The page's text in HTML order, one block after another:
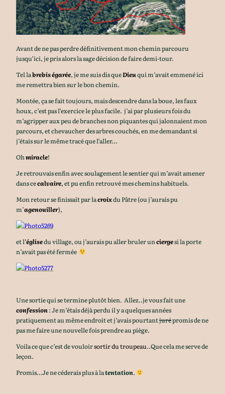
Avant de ne pas perdre définitivement mon chemin parcouru
jusqu’ici, je pris alors la sage décision de faire demi-tour.
Tel labrebis égarée, je me suis dis queDieuqui m’avait emmené ici
me remettra bien sur le bon chemin.
Montée, ça se fait toujours, mais descendre dans la boue, les faux
houx, c’est pas l’exercice le plus facile. j’ai par plusieurs fois du
m’agripper aux peu de branches non piquantes qui jalonnaient mon
parcours, et chevaucher des arbres couchés, en me demandant si
j’étais sur le même tracé que l’aller…
Ohmiracle!
Je retrouvais enfin avec soulagement le sentier qui m’avait amener
dans cecalvaire,et pu enfin retrouvé mes chemins habituels.
Mon retour se finissait par lacroixdu Pâtre (ou j’aurais pu
m’agenouiller),
et l’églisedu village, ou j’aurais pu aller bruler unciergesi la porte
n’avait pas été fermée
Une sortie qui se termine plutôt bien. Allez..je vous fait une
confession: Je m’étais déjà perdu il y a quelques années
pratiquement au même endroit et j’avais pourtantjurépromis de ne
pas me faire une nouvelle fois prendre au piège.
Voila ce que c’est de vouloirsortir du troupeau..Que cela me serve de
leçon.
Promis…Je ne céderais plus à latentation.